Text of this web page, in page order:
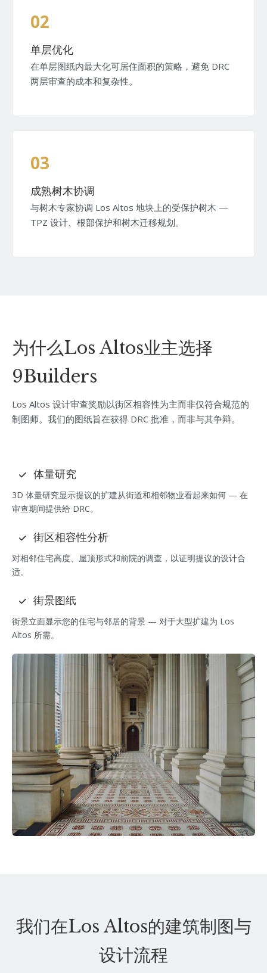
02
单层优化
在单层图纸内最大化可居住面积的策略，避免 DRC
两层审查的成本和复杂性。
03
成熟树木协调
与树木专家协调 Los Altos 地块上的受保护树木 —
TPZ 设计、根部保护和树木迁移规划。
为什么Los Altos业主选择
9Builders
Los Altos 设计审查奖励以街区相容性为主而非仅符合规范的
制图师。我们的图纸旨在获得 DRC 批准，而非与其争辩。
体量研究
3D 体量研究显示提议的扩建从街道和相邻物业看起来如何 — 在
审查期间提供给 DRC。
街区相容性分析
对相邻住宅高度、屋顶形式和前院的调查，以证明提议的设计合
适。
街景图纸
街景立面显示您的住宅与邻居的背景 — 对于大型扩建为 Los
Altos 所需。
我们在Los Altos的建筑制图与
设计流程